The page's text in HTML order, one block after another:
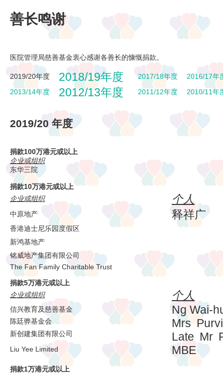
善长鸣谢
医院管理局慈善基金衷心感谢各善长的慷慨捐款。
2019/20年度 2018/19年度 2017/18年度
2016/17年
2013/14年度
2012/13年度 2011/12年度 2010/11年
2019/20 年度
捐款100万港元或以上
企业或组织
东华三院
捐款10万港元或以上
企业或组织
个人
中原地产 释祥广
香港迪士尼乐园度假区
新鸿基地产
铭威地产集团有限公司
The Fan Family Charitable Trust
捐款5万港元或以上
企业或组织
个人
信兴教育及慈善基金 Ng Wai-
陈廷骅基金会
Mrs
Late Mr
MBE
新创建集团有限公司
Liu Yee Limited
捐款1万港元或以上